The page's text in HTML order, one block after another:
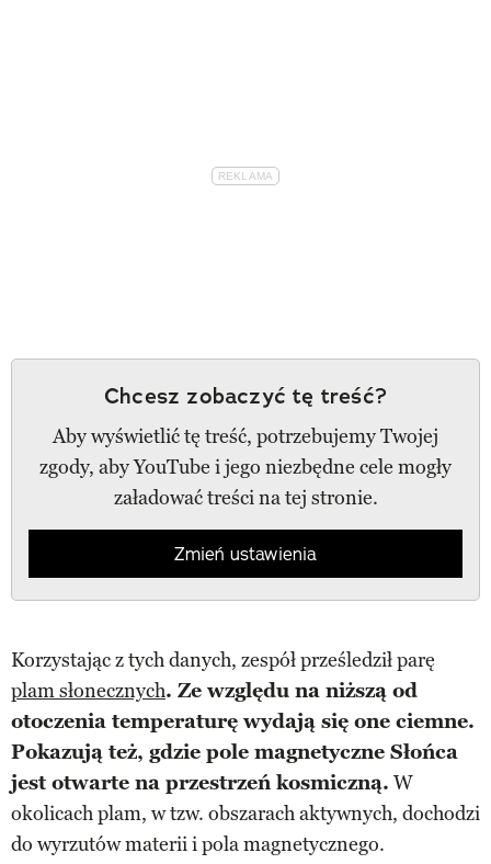
Chcesz zobaczyć tę treść?
Aby wyświetlić tę treść, potrzebujemy Twojej
zgody, aby YouTube i jego niezbędne cele mogły
załadować treści na tej stronie.
Zmień ustawienia
Korzystając z tych danych, zespół prześledził parę
plam słonecznych. Ze względu na niższą od
otoczenia temperaturę wydają się one ciemne.
Pokazują też, gdzie pole magnetyczne Słońca
jest otwarte na przestrzeń kosmiczną. W
okolicach plam, w tzw. obszarach aktywnych, dochodzi
do wyrzutów materii i pola magnetycznego.